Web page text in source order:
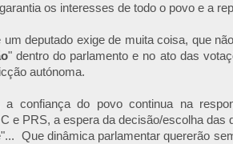
os interesses de todo o povo e a
um deputado exige de muita coisa, que
" dentro do parlamento e no ato das
autónoma.
a confiança do povo continua na
e PRS, a espera da decisão/escolha das
Que dinâmica parlamentar quererão